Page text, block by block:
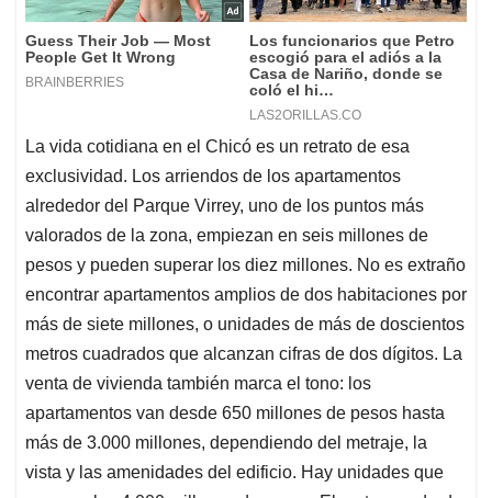
La vida cotidiana en el Chicó es un retrato de esa
exclusividad. Los arriendos de los apartamentos
alrededor del Parque Virrey, uno de los puntos más
valorados de la zona, empiezan en seis millones de
pesos y pueden superar los diez millones. No es extraño
encontrar apartamentos amplios de dos habitaciones por
más de siete millones, o unidades de más de doscientos
metros cuadrados que alcanzan cifras de dos dígitos. La
venta de vivienda también marca el tono: los
apartamentos van desde 650 millones de pesos hasta
más de 3.000 millones, dependiendo del metraje, la
vista y las amenidades del edificio. Hay unidades que